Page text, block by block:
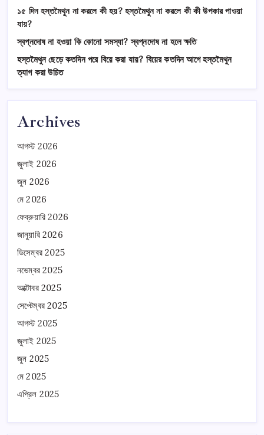
১৫ দিন হস্তমৈথুন না করলে কী হয়? হস্তমৈথুন না করলে কী কী উপকার পাওয়া
যায়?
স্বপ্নদোষ না হওয়া কি কোনো সমস্যা? স্বপ্নদোষ না হলে ক্ষতি
হস্তমৈথুন ছেড়ে কতদিন পরে বিয়ে করা যায়? বিয়ের কতদিন আগে হস্তমৈথুন
ত্যাগ করা উচিত
Archives
আগস্ট 2026
জুলাই 2026
জুন 2026
মে 2026
ফেব্রুয়ারি 2026
জানুয়ারি 2026
ডিসেম্বর 2025
নভেম্বর 2025
অক্টোবর 2025
সেপ্টেম্বর 2025
আগস্ট 2025
জুলাই 2025
জুন 2025
মে 2025
এপ্রিল 2025